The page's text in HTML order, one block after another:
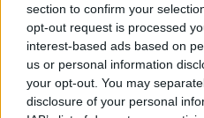
section to confirm your
opt-out request is processed
interest-based ads based on
us or personal information
your opt-out. You may
disclosure of your personal